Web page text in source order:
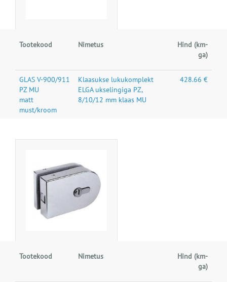
Tootekood Nimetus
Hind (km-
ga)
GLAS V-900/911
PZ MU
matt
must/kroom
Klaasukse lukukomplekt
ELGA ukselingiga PZ,
8/10/12 mm klaas MU
428.66 €
Tootekood Nimetus
Hind (km-
ga)